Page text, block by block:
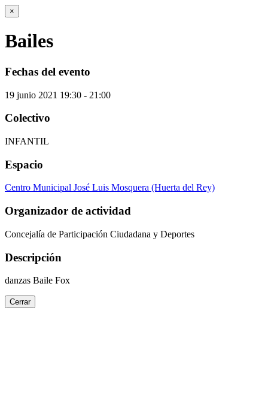
×
Bailes
Fechas del evento
19 junio 2021 19:30 - 21:00
Colectivo
INFANTIL
Espacio
Centro Municipal José Luis Mosquera (Huerta del Rey)
Organizador de actividad
Concejalía de Participación Ciudadana y Deportes
Descripción
danzas Baile Fox
Cerrar